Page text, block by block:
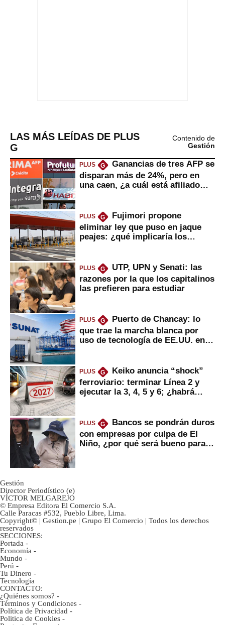
LAS MÁS LEÍDAS DE PLUS
G
Contenido de
Gestión
PLUS G
Ganancias de tres AFP se
disparan más de 24%, pero en
una caen, ¿a cuál está afiliado
PLUS G
Fujimori propone
eliminar ley que puso en jaque
peajes: ¿qué implicaría los
PLUS G
UTP, UPN y Senati: las
razones por la que los capitalinos
las prefieren para estudiar
PLUS G
Puerto de Chancay: lo
que trae la marcha blanca por
uso de tecnología de EE.UU. en
PLUS G
Keiko anuncia “shock”
ferroviario: terminar Línea 2 y
ejecutar la 3, 4, 5 y 6; ¿habrá
PLUS G
Bancos se pondrán duros
con empresas por culpa de El
Niño, ¿por qué será bueno para
Gestión
Director Periodístico (e)
VÍCTOR MELGAREJO
© Empresa Editora El Comercio S.A.
Calle Paracas #532, Pueblo Libre, Lima.
Copyright© | Gestion.pe | Grupo El Comercio | Todos los derechos
reservados
SECCIONES:
Portada -
Economía -
Mundo -
Perú -
Tu Dinero -
Tecnología
CONTACTO:
¿Quiénes somos? -
Términos y Condiciones -
Política de Privacidad -
Politica de Cookies -